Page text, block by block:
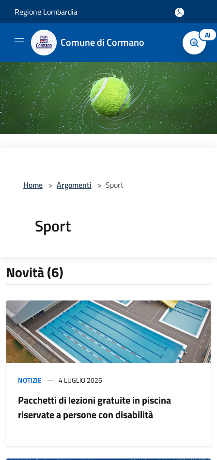
Regione Lombardia
Comune di Cormano AI
Home > Argomenti > Sport
Sport
Novità (6)
NOTIZIE 4 LUGLIO 2026
Pacchetti di lezioni gratuite in piscina
riservate a persone con disabilità